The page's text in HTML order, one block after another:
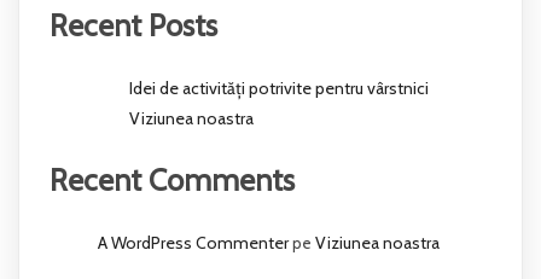
Recent Posts
Idei de activități potrivite pentru vârstnici
Viziunea noastra
Recent Comments
A WordPress Commenterpe Viziunea noastra